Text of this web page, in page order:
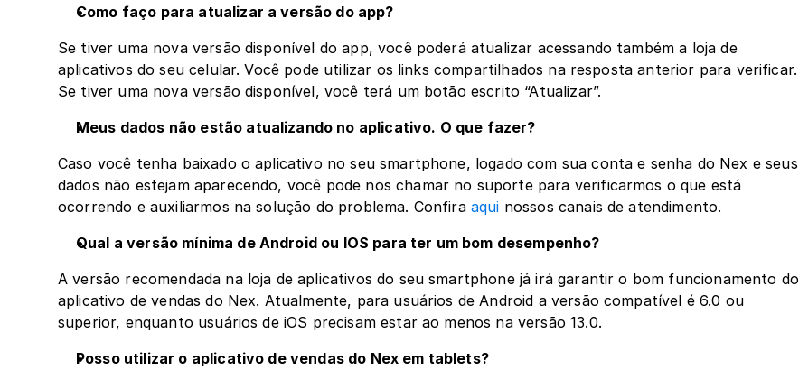
Como faço para atualizar a versão do app?
Se tiver uma nova versão disponível do app, você poderá atualizar acessando também a loja de
aplicativos do seu celular. Você pode utilizar os links compartilhados na resposta anterior para verificar.
Se tiver uma nova versão disponível, você terá um botão escrito “Atualizar”.
Meus dados não estão atualizando no aplicativo. O que fazer?
Caso você tenha baixado o aplicativo no seu smartphone, logado com sua conta e senha do Nex e seus
dados não estejam aparecendo, você pode nos chamar no suporte para verificarmos o que está
ocorrendo e auxiliarmos na solução do problema. Confira aqui nossos canais de atendimento.
Qual a versão mínima de Android ou IOS para ter um bom desempenho?
A versão recomendada na loja de aplicativos do seu smartphone já irá garantir o bom funcionamento do
aplicativo de vendas do Nex. Atualmente, para usuários de Android a versão compatível é 6.0 ou
superior, enquanto usuários de iOS precisam estar ao menos na versão 13.0.
Posso utilizar o aplicativo de vendas do Nex em tablets?